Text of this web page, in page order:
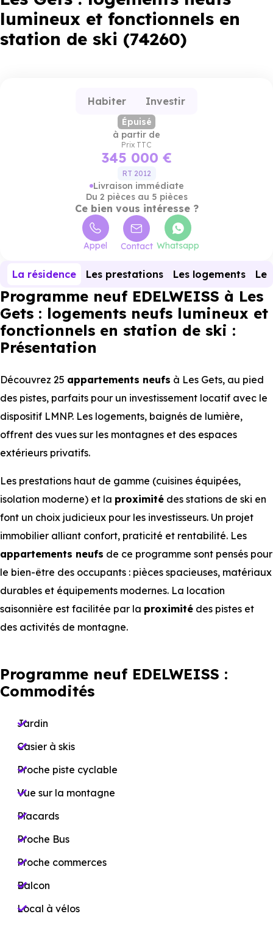
lumineux et fonctionnels en
station de ski (74260)
Habiter Investir
Épuisé
à partir de
Prix TTC
345 000 €
RT 2012
Livraison immédiate
Du 2 pièces au 5 pièces
Ce bien vous intéresse ?
Appel Contact Whatsapp
La résidence Les prestations Les logements Le
Programme neuf EDELWEISS à Les
Gets : logements neufs lumineux et
fonctionnels en station de ski :
Présentation
Découvrez 25 appartements neufs à Les Gets, au pied
des pistes, parfaits pour un investissement locatif avec le
dispositif LMNP. Les logements, baignés de lumière,
offrent des vues sur les montagnes et des espaces
extérieurs privatifs.
Les prestations haut de gamme (cuisines équipées,
isolation moderne) et la proximité des stations de ski en
font un choix judicieux pour les investisseurs. Un projet
immobilier alliant confort, praticité et rentabilité. Les
appartements neufs de ce programme sont pensés pour
le bien-être des occupants : pièces spacieuses, matériaux
durables et équipements modernes. La location
saisonnière est facilitée par la proximité des pistes et
des activités de montagne.
Programme neuf EDELWEISS :
Commodités
Jardin
Casier à skis
Proche piste cyclable
Vue sur la montagne
Placards
Proche Bus
Proche commerces
Balcon
Local à vélos